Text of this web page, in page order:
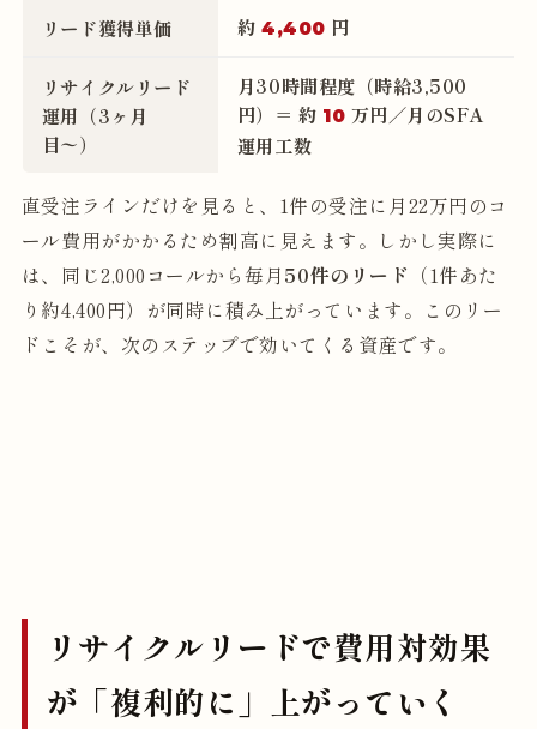
リード獲得単価 約 4,400 円
リサイクルリード
運用（3ヶ月
目〜）
月30時間程度（時給3,500
円）＝ 約 10 万円／月のSFA
運用工数
直受注ラインだけを見ると、1件の受注に月22万円のコ
ール費用がかかるため割高に見えます。しかし実際に
は、同じ2,000コールから毎月50件のリード （1件あた
り約4,400円）が同時に積み上がっています。このリー
ドこそが、次のステップで効いてくる資産です。
リサイクルリードで費用対効果
が「複利的に」上がっていく